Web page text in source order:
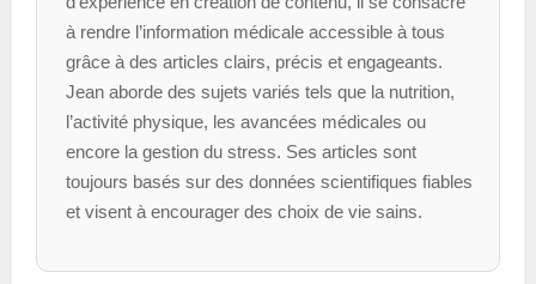
à rendre l’information médicale accessible à tous
grâce à des articles clairs, précis et engageants.
Jean aborde des sujets variés tels que la nutrition,
l’activité physique, les avancées médicales ou
encore la gestion du stress. Ses articles sont
toujours basés sur des données scientifiques fiables
et visent à encourager des choix de vie sains.